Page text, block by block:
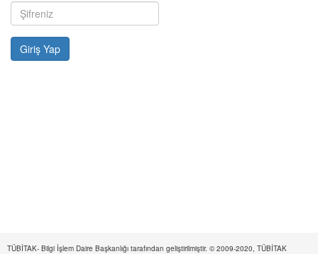
TÜBİTAK- Bilgi İşlem Daire Başkanlığı tarafından geliştirilmiştir. © 2009-2020, TÜBİTAK